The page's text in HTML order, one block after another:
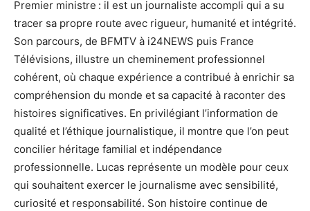
Premier ministre : il est un journaliste accompli qui a su
tracer sa propre route avec rigueur, humanité et intégrité.
Son parcours, de BFMTV à i24NEWS puis France
Télévisions, illustre un cheminement professionnel
cohérent, où chaque expérience a contribué à enrichir sa
compréhension du monde et sa capacité à raconter des
histoires significatives. En privilégiant l’information de
qualité et l’éthique journalistique, il montre que l’on peut
concilier héritage familial et indépendance
professionnelle. Lucas représente un modèle pour ceux
qui souhaitent exercer le journalisme avec sensibilité,
curiosité et responsabilité. Son histoire continue de